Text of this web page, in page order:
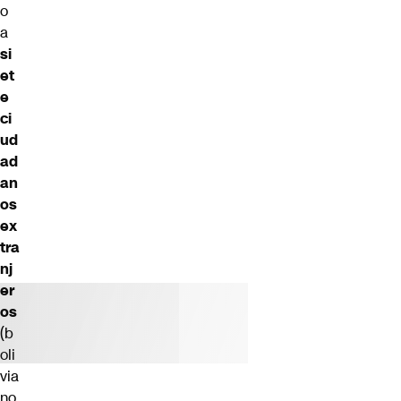
o
a
si
et
e
ci
ud
ad
an
os
ex
tra
nj
er
os
(b
oli
via